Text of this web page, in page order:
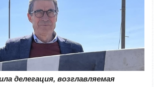
делегация, возглавляемая